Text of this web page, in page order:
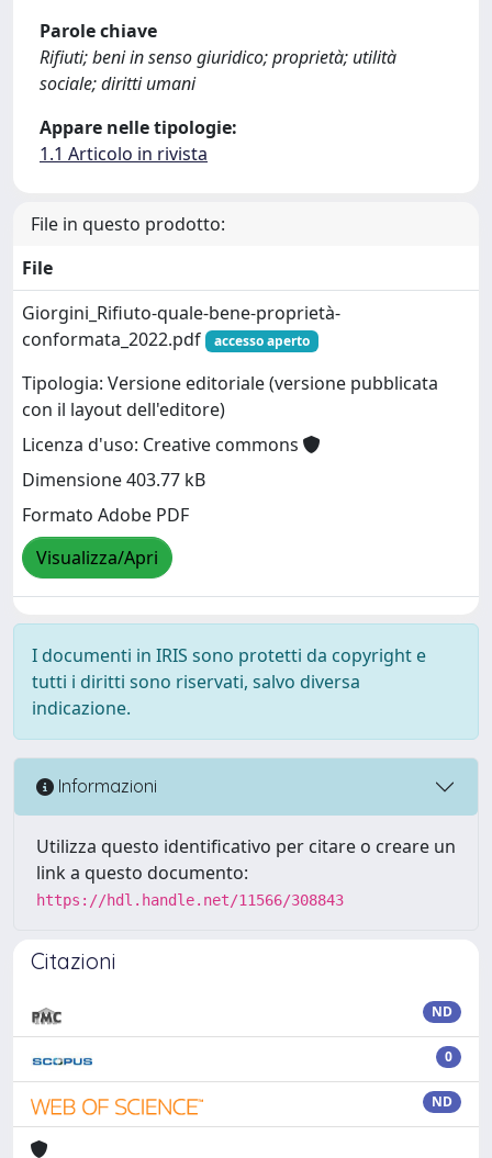
Parole chiave
Rifiuti; beni in senso giuridico; proprietà; utilità
sociale; diritti umani
Appare nelle tipologie:
1.1 Articolo in rivista
File in questo prodotto:
File
Giorgini_Rifiuto-quale-bene-proprietà-
conformata_2022.pdf
accesso aperto
Tipologia: Versione editoriale (versione pubblicata
con il layout dell'editore)
Licenza d'uso: Creative commons
Dimensione 403.77 kB
Formato Adobe PDF
Visualizza/Apri
I documenti in IRIS sono protetti da copyright e
tutti i diritti sono riservati, salvo diversa
indicazione.
Informazioni
Utilizza questo identificativo per citare o creare un
link a questo documento:
https://hdl.handle.net/11566/308843
Citazioni
ND
0
ND